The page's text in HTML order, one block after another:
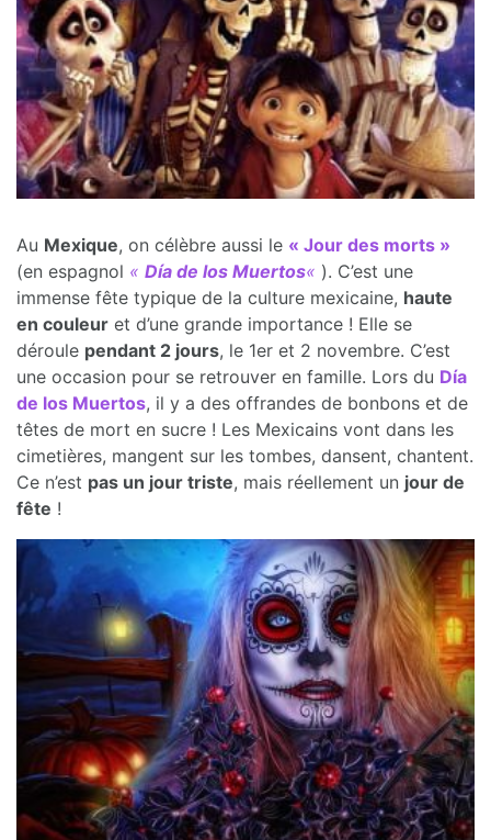
Au Mexique, on célèbre aussi le « Jour des morts »
(en espagnol « Día de los Muertos« ). C’est une
immense fête typique de la culture mexicaine, haute
en couleur et d’une grande importance ! Elle se
déroule pendant 2 jours, le 1er et 2 novembre. C’est
une occasion pour se retrouver en famille. Lors du Día
de los Muertos, il y a des offrandes de bonbons et de
têtes de mort en sucre ! Les Mexicains vont dans les
cimetières, mangent sur les tombes, dansent, chantent.
Ce n’est pas un jour triste, mais réellement un jour de
fête !